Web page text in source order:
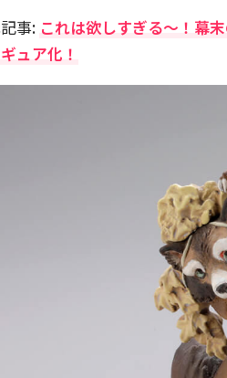
事: これは欲しすぎる〜！幕
ュア化！